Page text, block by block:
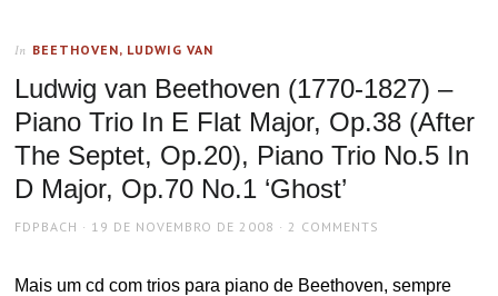
In BEETHOVEN, LUDWIG VAN
Ludwig van Beethoven (1770-1827) –
Piano Trio In E Flat Major, Op.38 (After
The Septet, Op.20), Piano Trio No.5 In
D Major, Op.70 No.1 ‘Ghost’
AUTHOR
FDPBACH
POSTED
19 DE NOVEMBRO DE 2008 2 COMMENTS
Mais um cd com trios para piano de Beethoven, sempre